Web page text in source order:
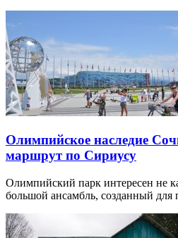
Олимпийское наследие
маршрут по Сириусу
Олимпийский парк интересен не
большой ансамбль, созданный для